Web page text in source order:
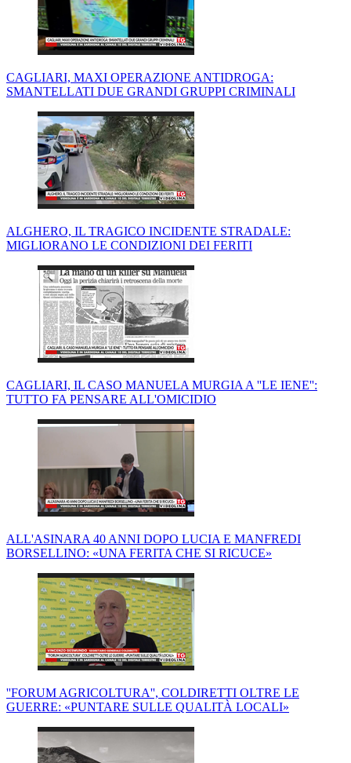
CAGLIARI, MAXI OPERAZIONE ANTIDROGA:
SMANTELLATI DUE GRANDI GRUPPI CRIMINALI
ALGHERO, IL TRAGICO INCIDENTE STRADALE:
MIGLIORANO LE CONDIZIONI DEI FERITI
CAGLIARI, IL CASO MANUELA MURGIA A ''LE IENE'':
TUTTO FA PENSARE ALL'OMICIDIO
ALL'ASINARA 40 ANNI DOPO LUCIA E MANFREDI
BORSELLINO: «UNA FERITA CHE SI RICUCE»
''FORUM AGRICOLTURA'', COLDIRETTI OLTRE LE
GUERRE: «PUNTARE SULLE QUALITÀ LOCALI»